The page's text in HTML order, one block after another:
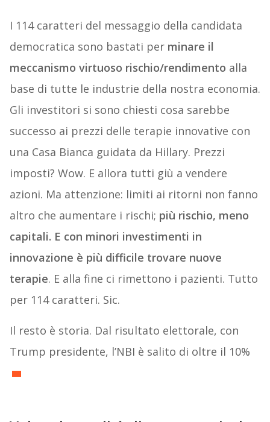
I 114 caratteri del messaggio della candidata
democratica sono bastati per minare il
meccanismo virtuoso rischio/rendimento alla
base di tutte le industrie della nostra economia.
Gli investitori si sono chiesti cosa sarebbe
successo ai prezzi delle terapie innovative con
una Casa Bianca guidata da Hillary. Prezzi
imposti? Wow. E allora tutti giù a vendere
azioni. Ma attenzione: limiti ai ritorni non fanno
altro che aumentare i rischi; più rischio, meno
capitali. E con minori investimenti in
innovazione è più difficile trovare nuove
terapie. E alla fine ci rimettono i pazienti. Tutto
per 114 caratteri. Sic.
Il resto è storia. Dal risultato elettorale, con
Trump presidente, l’NBI è salito di oltre il 10%